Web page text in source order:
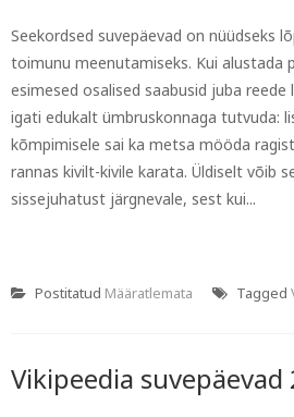
Seekordsed suvepäevad on nüüdseks
toimunu meenutamiseks. Kui alustada
esimesed osalised saabusid juba reede
igati edukalt ümbruskonnaga tutvuda:
kõmpimisele sai ka metsa mööda
rannas kivilt-kivile karata. Üldiselt võib
sissejuhatust järgnevale, sest kui...
Postitatud Määratlemata Tagged
Vikipeedia suvepäevad